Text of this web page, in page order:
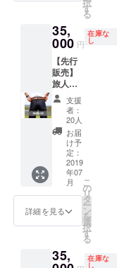
がござ
す。何
卒ご了
承くだ
さい。
ご支援
いただ
いた方
には別
途お礼
のメー
ルをお
送りさ
せて頂
きま
す。
はお届
ない場
合がご
ざいま
す） ※
お届け
予定日
は2019
年6月~7
月を予
定して
おりま
すが、
工場の
生産状
況によ
り多少
前後す
る場合
がござ
す。何
卒ご了
ション×
英語字
幕の動
画にな
りま
す。 完
成は7
月〜8月
を予定
してお
ります
が、ク
リエイ
ターと
の納期
上、多
少前後
ござい
むこと
を考慮
して、
ある程
度の余
裕を持
ちたい
方は1サ
イズ上
をお選
び頂
き、ま
ず最初
に1度
洗って
いて下
さい。
ボタン
2-5cm
程縮む
事が予
想され
ます。
完全に
好みの
問題で
すが、
少しき
つめで
穿きジ
ワを
しっか
り出し
たい方
は普段
むこと
字のご
の鎧で
あり超
ヘビー
オンス
ジーン
ズとな
りま
す。
ウォッ
シュを
かけて
いない
生デニ
ムとな
ります
ので、
ウエス
2-5cm
す
る
35,
000 円
在庫な
し
【先行
販売】
旅人用
ジーン
ズ"JOU
RNEY
ARMO
UR" ユ
ニセッ
クスで
サイズ
はW32
の製品
です。
読んで
字のご
の鎧で
あり超
支援
者：
20人
お届
け予
定：
2019
年07
月
詳細を見る
こ
の
リ
タ
ー
ン
を
選
択
す
る
35, 在庫な
し